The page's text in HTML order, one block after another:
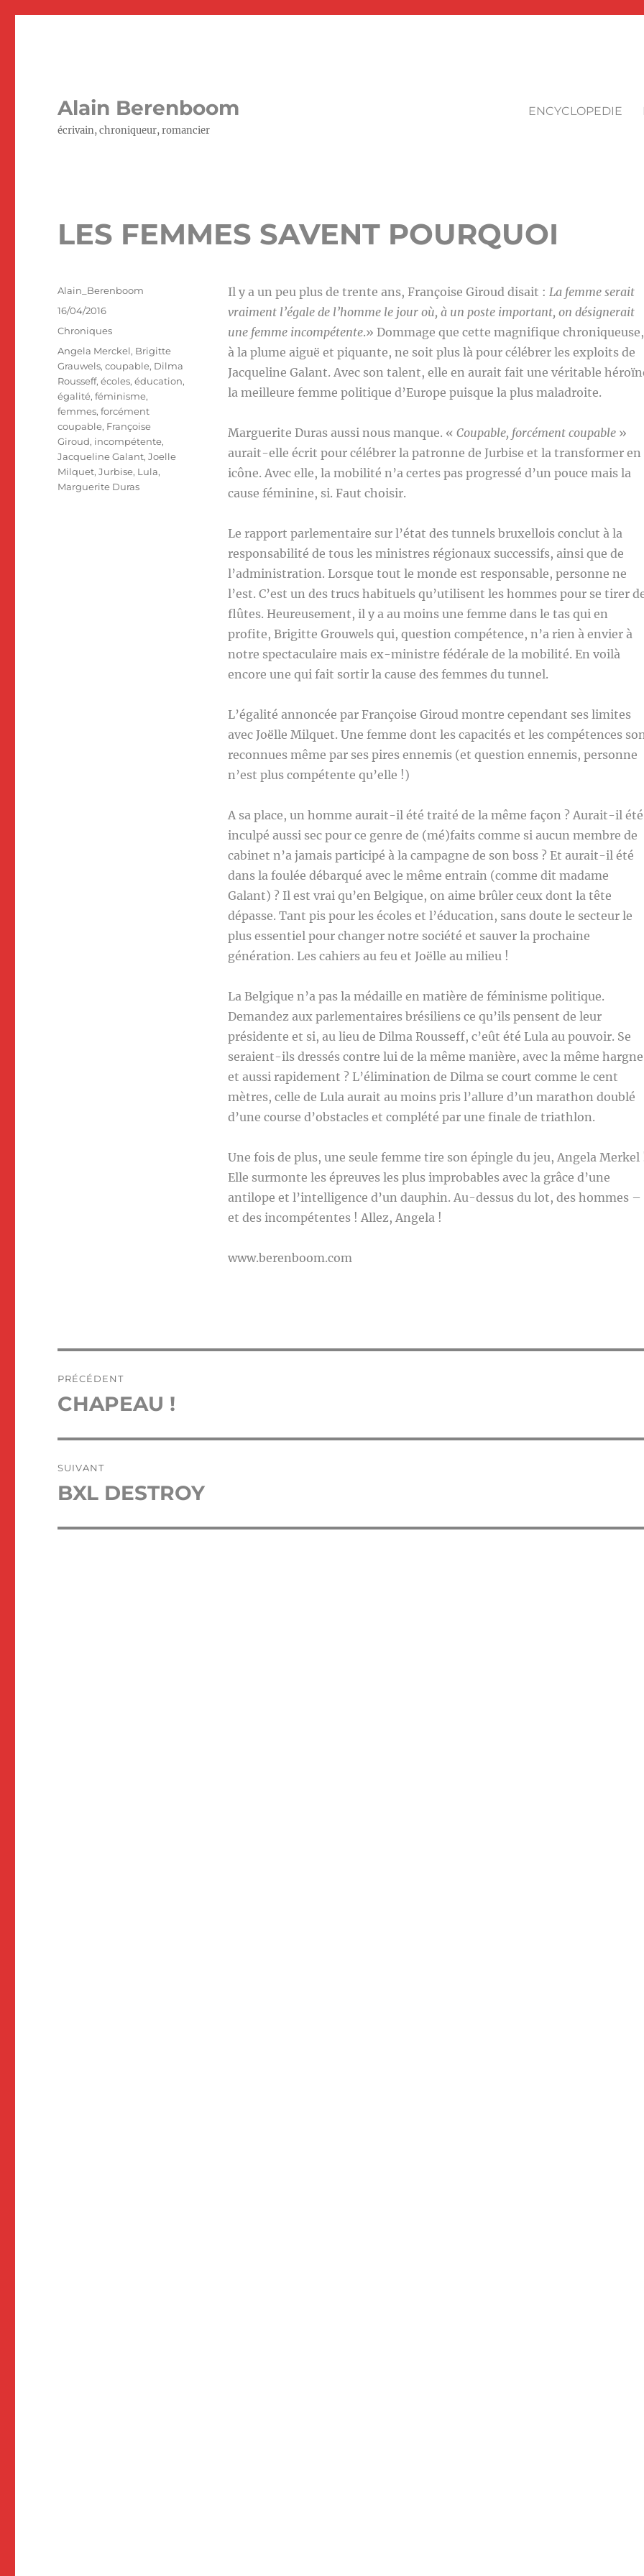
Alain Berenboom
écrivain, chroniqueur, romancier
ENCYCLOPEDIE
LES FEMMES SAVENT POURQUOI
Il y a un peu plus de trente ans, Françoise Giroud disait : La femme serait
vraiment l’égale de l’homme le jour où, à un poste important, on désignerait
une femme incompétente.» Dommage que cette magnifique chroniqueuse,
à la plume aiguë et piquante, ne soit plus là pour célébrer les exploits de
Jacqueline Galant. Avec son talent, elle en aurait fait une véritable
la meilleure femme politique d’Europe puisque la plus maladroite.
Marguerite Duras aussi nous manque. « Coupable, forcément coupable»
aurait-elle écrit pour célébrer la patronne de Jurbise et la transformer en
icône. Avec elle, la mobilité n’a certes pas progressé d’un pouce mais la
cause féminine, si. Faut choisir.
Le rapport parlementaire sur l’état des tunnels bruxellois conclut à la
responsabilité de tous les ministres régionaux successifs, ainsi que de
l’administration. Lorsque tout le monde est responsable, personne ne
l’est. C’est un des trucs habituels qu’utilisent les hommes pour se tirer
flûtes. Heureusement, il y a au moins une femme dans le tas qui en
profite, Brigitte Grouwels qui, question compétence, n’a rien à envier à
notre spectaculaire mais ex-ministre fédérale de la mobilité. En voilà
encore une qui fait sortir la cause des femmes du tunnel.
L’égalité annoncée par Françoise Giroud montre cependant ses limites
avec Joëlle Milquet. Une femme dont les capacités et les compétences
reconnues même par ses pires ennemis (et question ennemis, personne
n’est plus compétente qu’elle !)
A sa place, un homme aurait-il été traité de la même façon ? Aurait-il été
inculpé aussi sec pour ce genre de (mé)faits comme si aucun membre de
cabinet n’a jamais participé à la campagne de son boss ? Et aurait-il été
dans la foulée débarqué avec le même entrain (comme dit madame
Galant) ? Il est vrai qu’en Belgique, on aime brûler ceux dont la tête
dépasse. Tant pis pour les écoles et l’éducation, sans doute le secteur le
plus essentiel pour changer notre société et sauver la prochaine
génération. Les cahiers au feu et Joëlle au milieu !
La Belgique n’a pas la médaille en matière de féminisme politique.
Demandez aux parlementaires brésiliens ce qu’ils pensent de leur
présidente et si, au lieu de Dilma Rousseff, c’eût été Lula au pouvoir. Se
seraient-ils dressés contre lui de la même manière, avec la même hargne
et aussi rapidement ? L’élimination de Dilma se court comme le cent
mètres, celle de Lula aurait au moins pris l’allure d’un marathon doublé
d’une course d’obstacles et complété par une finale de triathlon.
Une fois de plus, une seule femme tire son épingle du jeu, Angela Merkel
Elle surmonte les épreuves les plus improbables avec la grâce d’une
antilope et l’intelligence d’un dauphin. Au-dessus du lot, des hommes –
et des incompétentes ! Allez, Angela !
www.berenboom.com
Auteur
Alain_Berenboom
Publié
le
16/04/2016
Catégories
Chroniques
Étiquettes
Angela Merckel, Brigitte
Grauwels,coupable, Dilma
Rousseff,écoles,éducation,
égalité,féminisme,
femmes,forcément
coupable, Françoise
Giroud, incompétente,
Jacqueline Galant,Joelle
Milquet,Jurbise, Lula,
Marguerite Duras
de
PRÉCÉDENT
Publication
CHAPEAU !
SUIVANT
Publication
BXL DESTROY